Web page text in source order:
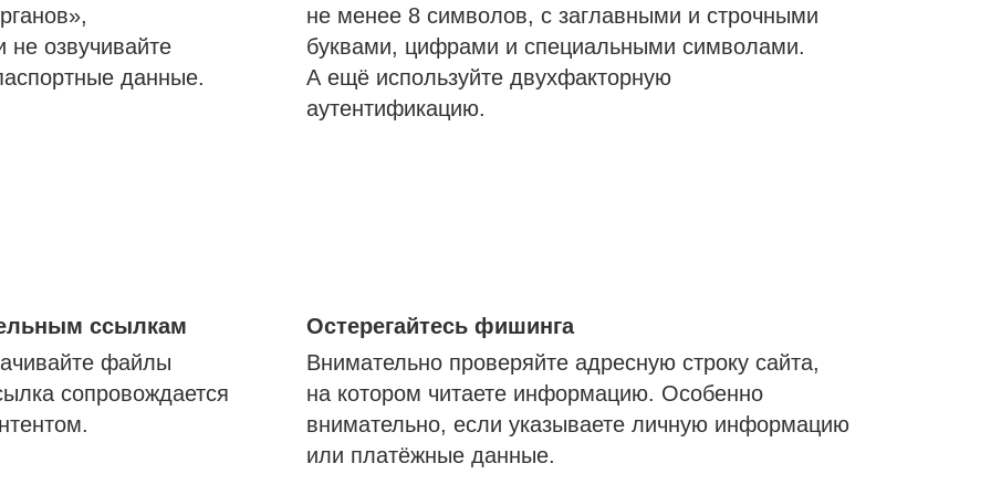
не озвучивайте
данные.
не менее 8 символов, с заглавными и строчными
буквами, цифрами и специальными символами.
А ещё используйте двухфакторную
аутентификацию.
ссылкам
файлы
сопровождается
Остерегайтесь фишинга
Внимательно проверяйте адресную строку сайта,
на котором читаете информацию. Особенно
внимательно, если указываете личную информацию
или платёжные данные.